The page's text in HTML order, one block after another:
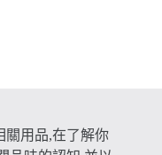
關用品,在了解你